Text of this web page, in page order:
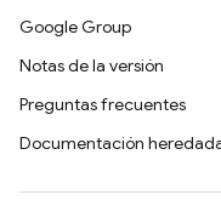
Google Group
Notas de la versión
Preguntas frecuentes
Documentación